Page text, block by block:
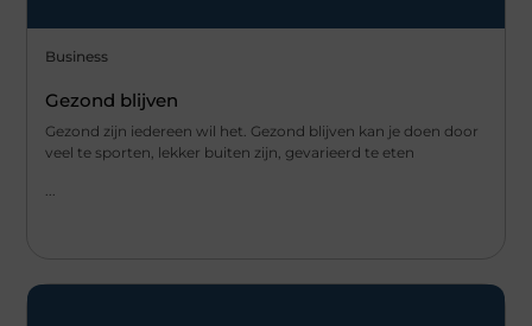
Business
Gezond blijven
Gezond zijn iedereen wil het. Gezond blijven kan je doen door
veel te sporten, lekker buiten zijn, gevarieerd te eten
...